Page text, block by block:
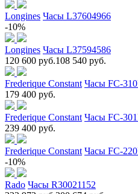
Longines Часы L37604966
-10%
Longines Часы L37594586
120 600 руб.108 540 руб.
Frederique Constant Часы FC-
179 400 руб.
Frederique Constant Часы FC-
239 400 руб.
Frederique Constant Часы FC-
-10%
Rado Часы R30021152